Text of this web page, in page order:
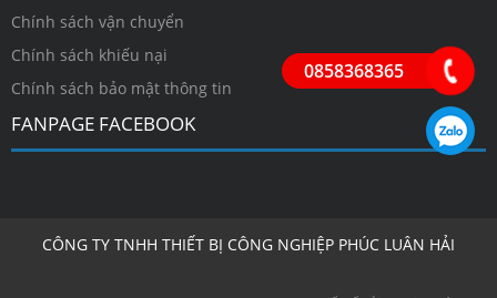
Chính sách vận chuyển
Chính sách khiếu nại
Chính sách bảo mật thông tin
FANPAGE FACEBOOK
CÔNG TY TNHH THIẾT BỊ CÔNG NGHIỆP PHÚC LUÂN HẢI
0858368365